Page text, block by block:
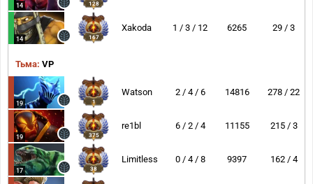
14 128
14 167
Xakoda 1 / 3 / 12 6265 29 / 3
Тьма: VP
19 1
Watson 2 / 4 / 6 14816 278 / 22
19 375
re1bl 6 / 2 / 4 11155 215 / 3
17 38
Limitless 0 / 4 / 8 9397 162 / 4